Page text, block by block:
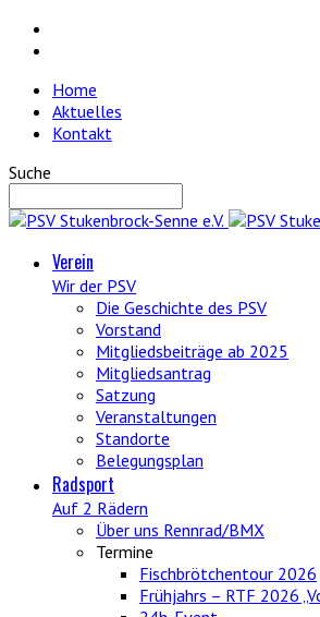
Home
Aktuelles
Kontakt
Suche
Verein
Wir der PSV
Die Geschichte des PSV
Vorstand
Mitgliedsbeiträge ab 2025
Mitgliedsantrag
Satzung
Veranstaltungen
Standorte
Belegungsplan
Radsport
Auf 2 Rädern
Über uns Rennrad/BMX
Termine
Fischbrötchentour 2026
Frühjahrs – RTF 2026